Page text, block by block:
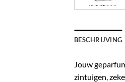
BESCHRIJVING
Jouw
zintuigen,